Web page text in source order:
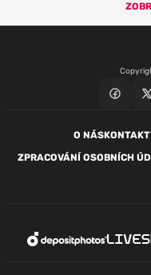
O NÁS
ZPRACOVÁNÍ OSOBNÍCH